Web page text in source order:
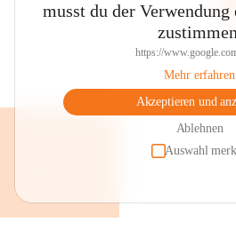
musst du der
https://
Mehr erfahren
Akzeptieren und
Ablehnen
Auswahl